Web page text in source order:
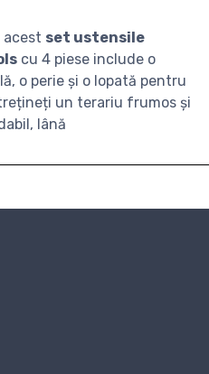
acest set ustensile
cu 4 piese include o
o perie și o lopată pentru
un terariu frumos și
lână